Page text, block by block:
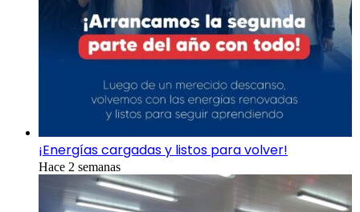
¡Energías cargadas y listos para volver!
Hace 2 semanas